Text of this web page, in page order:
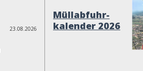
23.08.2026
Müllabfuhr-
kalender 2026